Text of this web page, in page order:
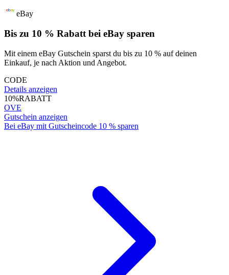
eBay
Bis zu 10 % Rabatt bei eBay sparen
Mit einem eBay Gutschein sparst du bis zu 10 % auf deinen
Einkauf, je nach Aktion und Angebot.
CODE
Details anzeigen
10%RABATT
OVE
Gutschein anzeigen
Bei eBay mit Gutscheincode 10 % sparen